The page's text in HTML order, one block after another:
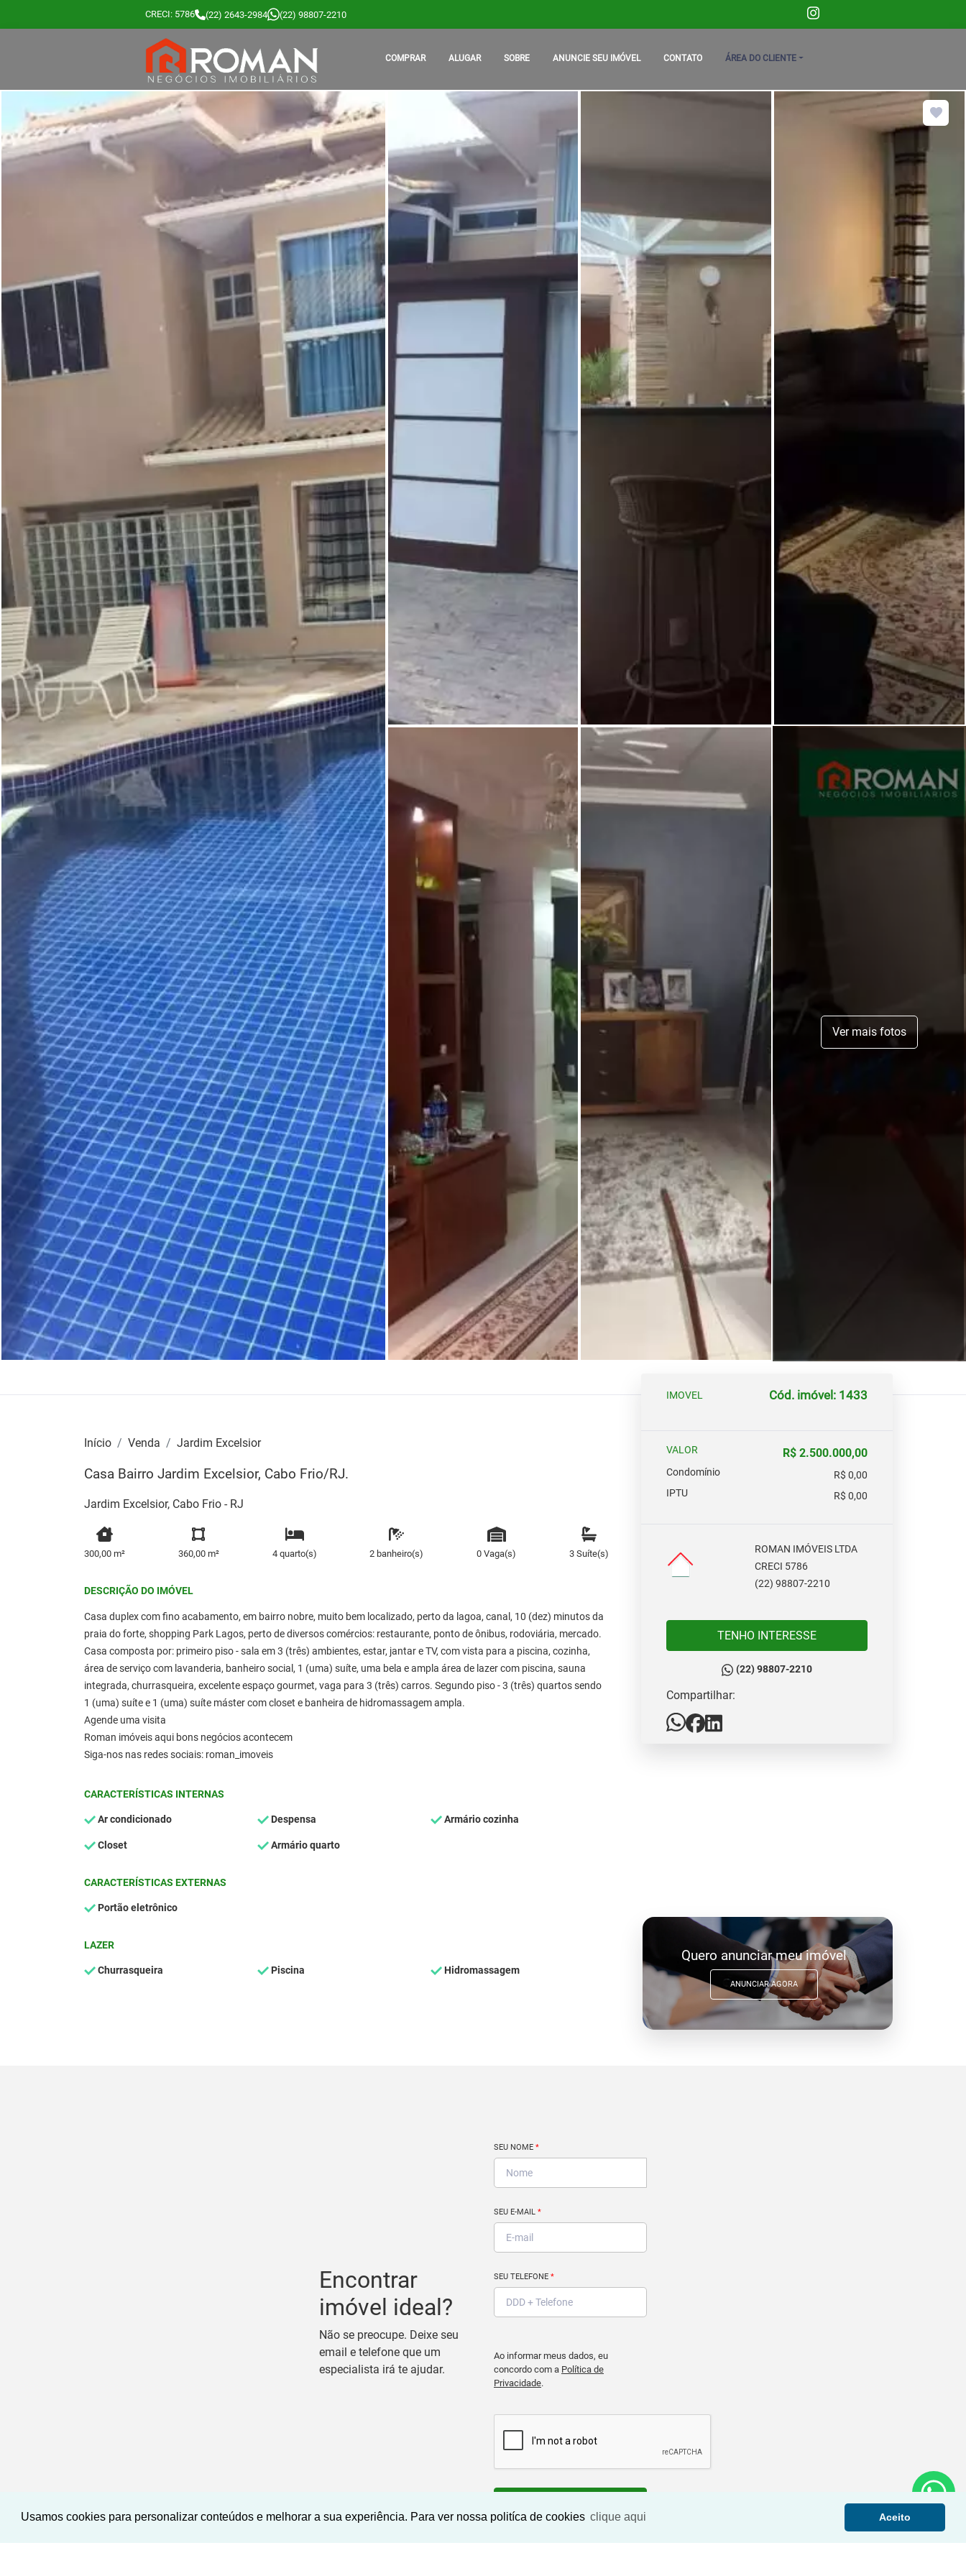
Usamos cookies para personalizar conteúdos e melhorar a sua experiência. Para ver nossa politíca de cookies clique aqui Aceito
CRECI: 5786 (22) 2643-2984 (22) 98807-2210
COMPRAR ALUGAR SOBRE ANUNCIE SEU IMÓVEL CONTATO ÁREA DO CLIENTE
Ver mais fotos
Início Venda Jardim Excelsior
Casa Bairro Jardim Excelsior, Cabo Frio/RJ.
Jardim Excelsior, Cabo Frio - RJ
300,00 m² 360,00 m² 4 quarto(s) 2 banheiro(s) 0 Vaga(s) 3 Suíte(s)
DESCRIÇÃO DO IMÓVEL
Casa duplex com fino acabamento, em bairro nobre, muito bem localizado, perto da lagoa, canal, 10 (dez) minutos da
praia do forte, shopping Park Lagos, perto de diversos comércios: restaurante, ponto de ônibus, rodoviária, mercado.
Casa composta por: primeiro piso - sala em 3 (três) ambientes, estar, jantar e TV, com vista para a piscina, cozinha,
área de serviço com lavanderia, banheiro social, 1 (uma) suíte, uma bela e ampla área de lazer com piscina, sauna
integrada, churrasqueira, excelente espaço gourmet, vaga para 3 (três) carros. Segundo piso - 3 (três) quartos sendo
1 (uma) suíte e 1 (uma) suíte máster com closet e banheira de hidromassagem ampla.
Agende uma visita
Roman imóveis aqui bons negócios acontecem
Siga-nos nas redes sociais: roman_imoveis
CARACTERÍSTICAS INTERNAS
Ar condicionado Despensa Armário cozinha
Closet Armário quarto
CARACTERÍSTICAS EXTERNAS
Portão eletrônico
LAZER
Churrasqueira Piscina Hidromassagem
IMOVEL Cód. imóvel: 1433
VALOR R$ 2.500.000,00
Condomínio
R$ 0,00
IPTU
R$ 0,00
ROMAN IMÓVEIS LTDA
CRECI 5786
(22) 98807-2210
TENHO INTERESSE
(22) 98807-2210
Compartilhar:
Quero anunciar meu imóvel
ANUNCIAR AGORA
Encontrar
imóvel ideal?
Não se preocupe. Deixe seu
email e telefone que um
especialista irá te ajudar.
SEU NOME *
SEU E-MAIL *
SEU TELEFONE *
Ao informar meus dados, eu
concordo com a Política de
Privacidade.